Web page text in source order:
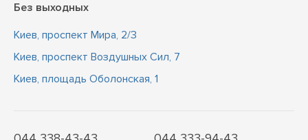
Без выходных
Киев, проспект Мира, 2/3
Киев, проспект Воздушных Сил, 7
Киев, площадь Оболонская, 1